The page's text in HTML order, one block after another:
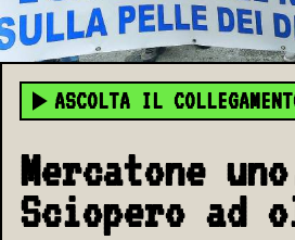
ASCOLTA IL
Mercatone
Sciopero ad